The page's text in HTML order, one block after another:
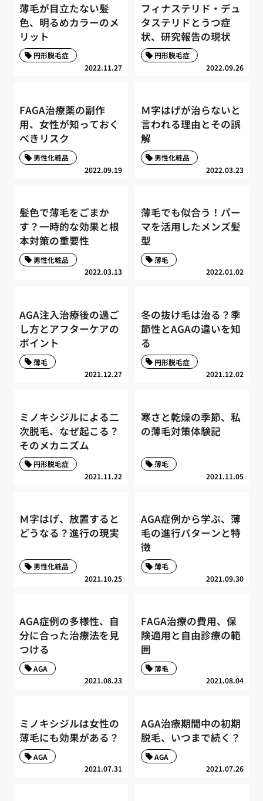
薄毛が目立たない髪
色、明るめカラーのメ
リット
2022.11.27
円形脱毛症
フィナステリド・デュ
タステリドとうつ症
状、研究報告の現状
2022.09.26
円形脱毛症
FAGA治療薬の副作
用、女性が知っておく
べきリスク
2022.09.19
男性化粧品
Ｍ字はげが治らないと
言われる理由とその誤
解
2022.03.23
男性化粧品
髪色で薄毛をごまか
す？一時的な効果と根
本対策の重要性
2022.03.13
男性化粧品
薄毛でも似合う！パー
マを活用したメンズ髪
型
2022.01.02
薄毛
AGA注入治療後の過ご
し方とアフターケアの
ポイント
2021.12.27
薄毛
冬の抜け毛は治る？季
節性とAGAの違いを知
る
2021.12.02
円形脱毛症
ミノキシジルによる二
次脱毛、なぜ起こる？
そのメカニズム
2021.11.22
円形脱毛症
寒さと乾燥の季節、私
の薄毛対策体験記
2021.11.05
薄毛
Ｍ字はげ、放置すると
どうなる？進行の現実
2021.10.25
男性化粧品
AGA症例から学ぶ、薄
毛の進行パターンと特
徴
2021.09.30
薄毛
AGA症例の多様性、自
分に合った治療法を見
つける
2021.08.23
AGA
FAGA治療の費用、保
険適用と自由診療の範
囲
2021.08.04
薄毛
ミノキシジルは女性の
薄毛にも効果がある？
2021.07.31
AGA
AGA治療期間中の初期
脱毛、いつまで続く？
2021.07.26
AGA